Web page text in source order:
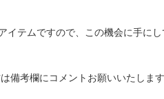
テムですので、この機会に手にし
考欄にコメントお願いいたします